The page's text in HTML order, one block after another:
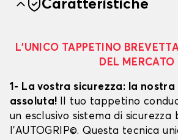
Caratteristiche
L’UNICO TAPPETINO
DEL MERCATO
1- La vostra sicurezza: la
assoluta! Il tuo tappetino
un esclusivo sistema di
l’AUTOGRIP©. Questa tecnica